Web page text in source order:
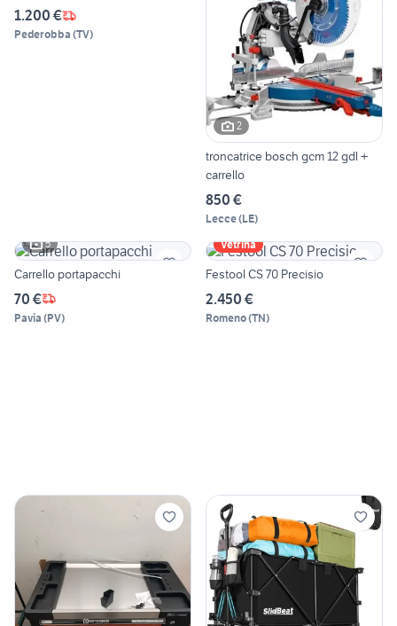
1.200 €
Pederobba (TV)
2
troncatrice bosch gcm 12 gdl +
carrello
850 €
Lecce(LE)
5
Carrello portapacchi
70 €
Pavia (PV)
Vetrina
Festool CS 70 Precisio
2.450 €
Romeno(TN)